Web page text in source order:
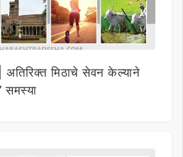
मिठाचे सेवन केल्याने
समस्या